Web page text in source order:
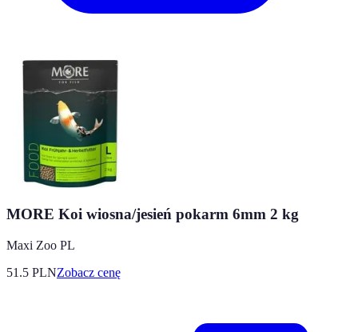
MORE Koi wiosna/jesień pokarm 6mm 2 kg
Maxi Zoo PL
51.5 PLNZobacz cenę